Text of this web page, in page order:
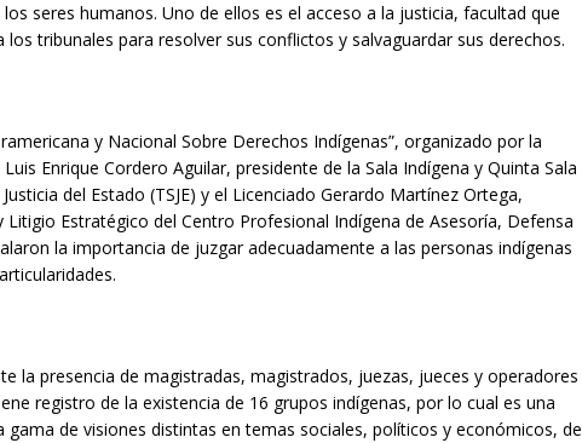
seres humanos. Uno de ellos es el acceso a la justicia, facultad que
tribunales para resolver sus conflictos y salvaguardar sus derechos.
y Nacional Sobre Derechos Indígenas”, organizado por la
Enrique Cordero Aguilar, presidente de la Sala Indígena y Quinta Sala
del Estado (TSJE) y el Licenciado Gerardo Martínez Ortega,
Litigio Estratégico del Centro Profesional Indígena de Asesoría, Defensa
la importancia de juzgar adecuadamente a las personas indígenas
la presencia de magistradas, magistrados, juezas, jueces y operadores
registro de la existencia de 16 grupos indígenas, por lo cual es una
gama de visiones distintas en temas sociales, políticos y económicos, de